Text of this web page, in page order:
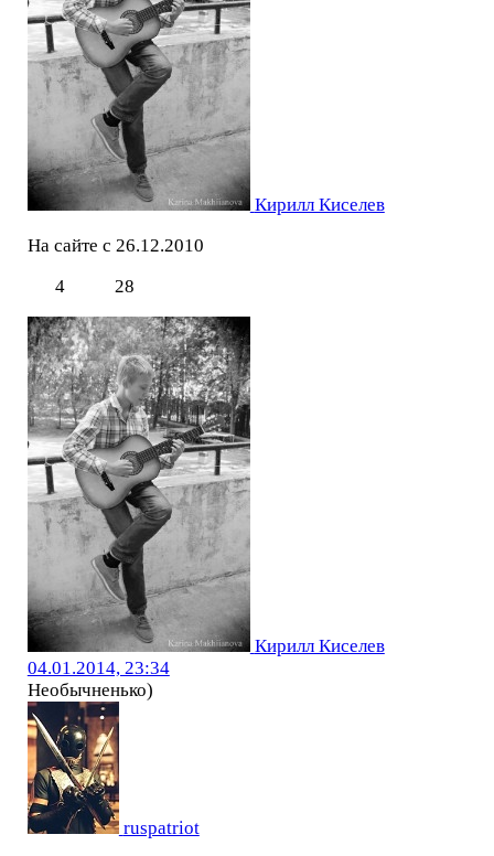
Кирилл Киселев
На сайте с 26.12.2010
4
28
Кирилл Киселев
04.01.2014, 23:34
Необычненько)
ruspatriot